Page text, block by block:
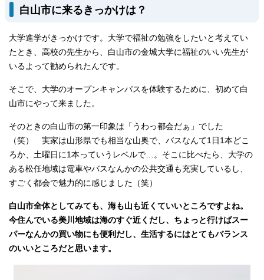
白山市に来るきっかけは？
大学進学がきっかけです。大学で福祉の勉強をしたいと考えてい
たとき、高校の先生から、白山市の金城大学に福祉のいい先生が
いるよって勧められたんです。
そこで、大学のオープンキャンパスを体験するために、初めて白
山市にやって来ました。
そのときの白山市の第一印象は「うわっ都会だぁ」でした
（笑） 実家は山形県でも相当な山奥で、バスなんて1日1本どこ
ろか、土曜日に1本っていうレベルで…。そこに比べたら、大学の
ある松任地域は電車やバスなんかの公共交通も充実しているし、
すごく都会で魅力的に感じました（笑）
白山市全体としてみても、海も山も近くていいところですよね。
今住んでいる美川地域は海のすぐ近くだし、ちょっと行けばスー
パーなんかの買い物にも便利だし、生活するにはとてもバランス
のいいところだと思います。